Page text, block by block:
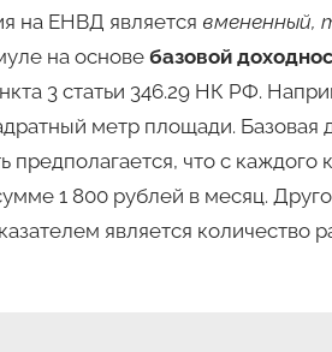
на ЕНВД является вмененный,
на основебазовой
3 статьи 346.29 НК РФ.
метр площади. Базовая
предполагается, что с
1 800 рублей в месяц.
является количество